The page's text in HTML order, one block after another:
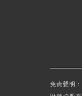
免責聲明：